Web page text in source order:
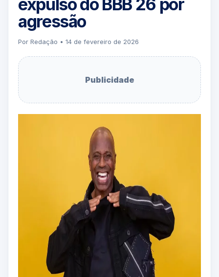
expulso do BBB 26 por
agressão
Por Redação • 14 de fevereiro de 2026
Publicidade